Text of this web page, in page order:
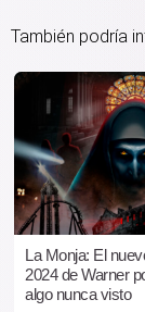
También podría
La Monja: El
2024 de Warner
algo nunca visto